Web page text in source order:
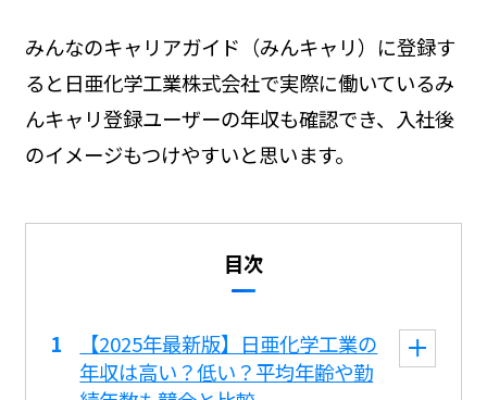
みんなのキャリアガイド（みんキャリ）に登録す
ると日亜化学工業株式会社で実際に働いているみ
んキャリ登録ユーザーの年収も確認でき、入社後
のイメージもつけやすいと思います。
目次
【2025年最新版】日亜化学工業の
年収は高い？低い？平均年齢や勤